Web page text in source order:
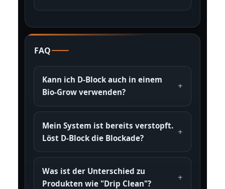
FAQ
Kann ich D-Block auch in einem
Bio-Grow verwenden?
Mein System ist bereits verstopft.
Löst D-Block die Blockade?
Was ist der Unterschied zu
Produkten wie "Drip Clean"?